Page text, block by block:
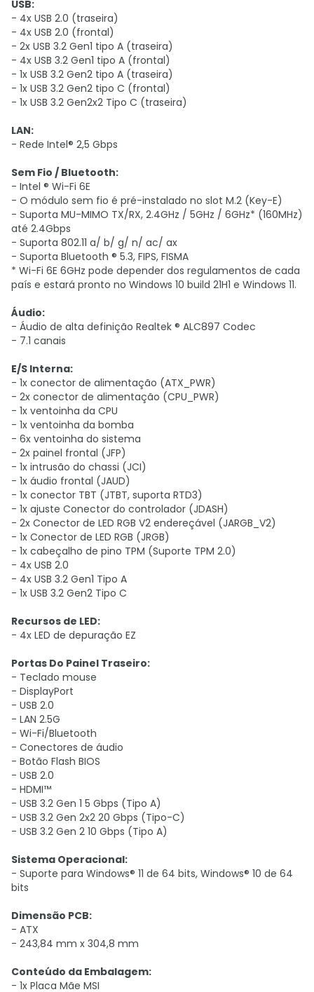
USB:
- 4x USB 2.0 (traseira)
- 4x USB 2.0 (frontal)
- 2x USB 3.2 Gen1 tipo A (traseira)
- 4x USB 3.2 Gen1 tipo A (frontal)
- 1x USB 3.2 Gen2 tipo A (traseira)
- 1x USB 3.2 Gen2 tipo C (frontal)
- 1x USB 3.2 Gen2x2 Tipo C (traseira)
LAN:
- Rede Intel® 2,5 Gbps
Sem Fio / Bluetooth:
- Intel ® Wi-Fi 6E
- O módulo sem fio é pré-instalado no slot M.2 (Key-E)
- Suporta MU-MIMO TX/RX, 2.4GHz / 5GHz / 6GHz* (160MHz)
até 2.4Gbps
- Suporta 802.11 a/ b/ g/ n/ ac/ ax
- Suporta Bluetooth ® 5.3, FIPS, FISMA
* Wi-Fi 6E 6GHz pode depender dos regulamentos de cada
país e estará pronto no Windows 10 build 21H1 e Windows 11.
Áudio:
- Áudio de alta definição Realtek ® ALC897 Codec
- 7.1 canais
E/S Interna:
- 1x conector de alimentação (ATX_PWR)
- 2x conector de alimentação (CPU_PWR)
- 1x ventoinha da CPU
- 1x ventoinha da bomba
- 6x ventoinha do sistema
- 2x painel frontal (JFP)
- 1x intrusão do chassi (JCI)
- 1x áudio frontal (JAUD)
- 1x conector TBT (JTBT, suporta RTD3)
- 1x ajuste Conector do controlador (JDASH)
- 2x Conector de LED RGB V2 endereçável (JARGB_V2)
- 1x Conector de LED RGB (JRGB)
- 1x cabeçalho de pino TPM (Suporte TPM 2.0)
- 4x USB 2.0
- 4x USB 3.2 Gen1 Tipo A
- 1x USB 3.2 Gen2 Tipo C
Recursos de LED:
- 4x LED de depuração EZ
Portas Do Painel Traseiro:
- Teclado mouse
- DisplayPort
- USB 2.0
- LAN 2.5G
- Wi-Fi/Bluetooth
- Conectores de áudio
- Botão Flash BIOS
- USB 2.0
- HDMI™
- USB 3.2 Gen 1 5 Gbps (Tipo A)
- USB 3.2 Gen 2x2 20 Gbps (Tipo-C)
- USB 3.2 Gen 2 10 Gbps (Tipo A)
Sistema Operacional:
- Suporte para Windows® 11 de 64 bits, Windows® 10 de 64
bits
Dimensão PCB:
- ATX
- 243,84 mm x 304,8 mm
Conteúdo da Embalagem:
- 1x Placa Mãe MSI